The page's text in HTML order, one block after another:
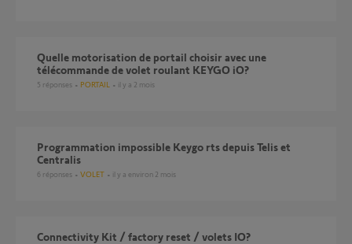
Quelle motorisation de portail choisir avec une
télécommande de volet roulant KEYGO iO?
5 réponses PORTAIL il y a 2 mois
Programmation impossible Keygo rts depuis Telis et
Centralis
6 réponses VOLET il y a environ 2 mois
Connectivity Kit / factory reset / volets IO?